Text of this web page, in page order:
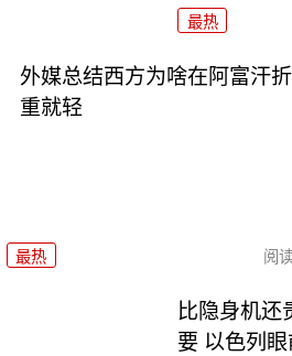
最热
外媒总结西方为啥在阿富汗
重就轻
最热 阅
比隐身机还
要 以色列